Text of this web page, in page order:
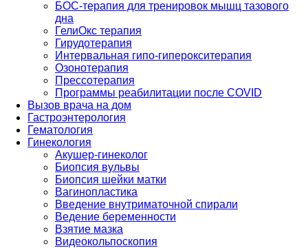
БОС-терапия для тренировок мышц тазового
дна
ГелиОкс терапия
Гирудотерапия
Интервальная гипо-гиперокситерапия
Озонотерапия
Прессотерапия
Программы реабилитации после СOVID
Вызов врача на дом
Гастроэнтерология
Гематология
Гинекология
Акушер-гинеколог
Биопсия вульвы
Биопсия шейки матки
Вагинопластика
Введение внутриматочной спирали
Ведение беременности
Взятие мазка
Видеокольпоскопия